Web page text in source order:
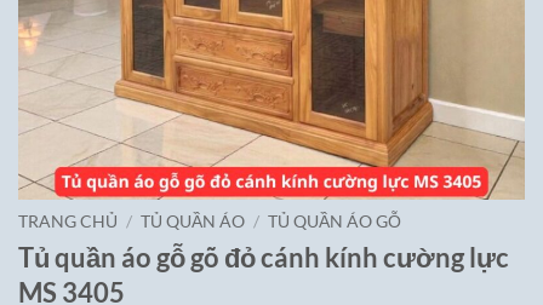
TRANG CHỦ / TỦ QUẦN ÁO / TỦ QUẦN ÁO GỖ
Tủ quần áo gỗ gõ đỏ cánh kính cường lực
MS 3405